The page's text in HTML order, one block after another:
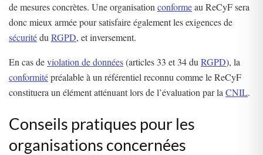
de mesures concrètes. Une organisationconformeau ReCyF sera
donc mieux armée pour satisfaire également les exigences de
sécuritéduRGPD, et inversement.
En cas deviolation de données(articles 33 et 34 duRGPD), la
conformitépréalable à un référentiel reconnu comme le ReCyF
constituera un élément atténuant lors de l’évaluation par laCNIL.
Conseils pratiques pour les
organisations concernées